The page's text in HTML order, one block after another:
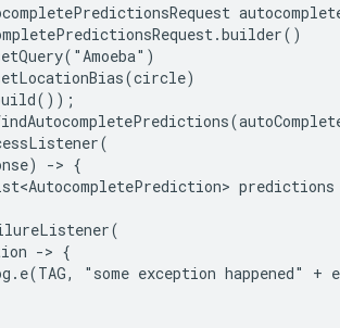
-> {
-> {
"some exception happened" +